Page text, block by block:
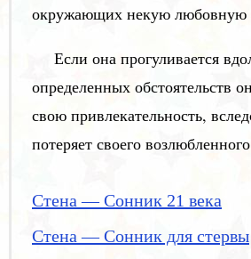
окружающих некую любовную
Если она прогуливается
определенных обстоятельств
свою привлекательность,
потеряет своего
Стена — Сонник 21 века
Стена — Сонник для стервы